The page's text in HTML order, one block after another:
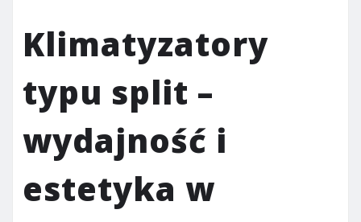
Klimatyzatory
typu split –
wydajność i
estetyka w